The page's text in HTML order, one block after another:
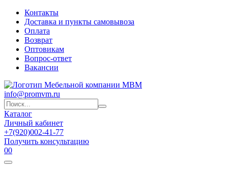
Контакты
Доставка и пункты самовывоза
Оплата
Возврат
Оптовикам
Вопрос-ответ
Вакансии
info@promvm.ru
Каталог
Личный кабинет
+7(920)002-41-77
Получить консультацию
00